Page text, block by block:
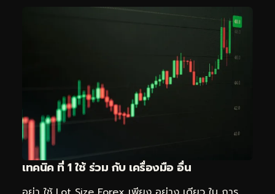
เทคนิค ที่ 1 ใช้ ร่วม กับ เครื่องมือ อื่น